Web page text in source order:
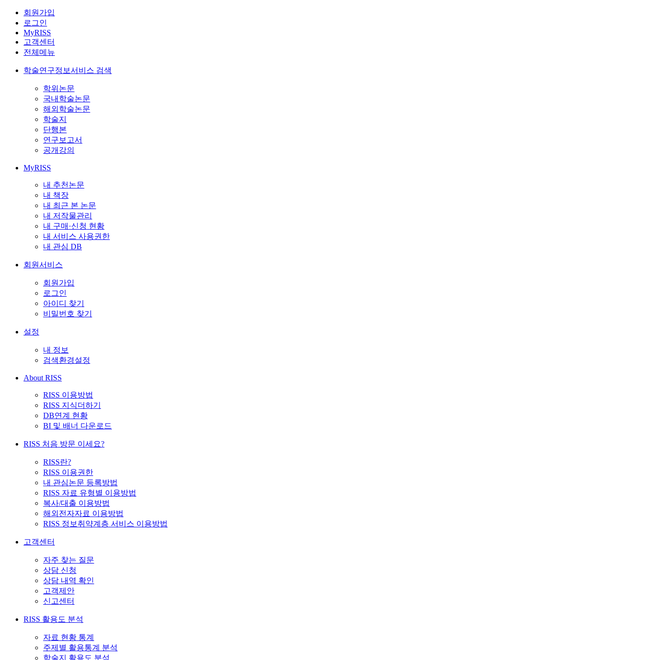
회원가입
로그인
MyRISS
고객센터
전체메뉴
학술연구정보서비스 검색
학위논문
국내학술논문
해외학술논문
학술지
단행본
연구보고서
공개강의
MyRISS
내 추천논문
내 책장
내 최근 본 논문
내 저작물관리
내 구매·신청 현황
내 서비스 사용권한
내 관심 DB
회원서비스
회원가입
로그인
아이디 찾기
비밀번호 찾기
설정
내 정보
검색환경설정
About RISS
RISS 이용방법
RISS 지식더하기
DB연계 현황
BI 및 배너 다운로드
RISS 처음 방문 이세요?
RISS란?
RISS 이용권한
내 관심논문 등록방법
RISS 자료 유형별 이용방법
복사/대출 이용방법
해외전자자료 이용방법
RISS 정보취약계층 서비스 이용방법
고객센터
자주 찾는 질문
상담 신청
상담 내역 확인
고객제안
신고센터
RISS 활용도 분석
자료 현황 통계
주제별 활용통계 분석
학술지 활용도 분석